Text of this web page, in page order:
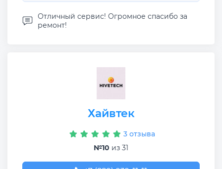
Отличный сервис! Огромное спасибо за
ремонт!
Хайвтек
3 отзыва
№10 из 31